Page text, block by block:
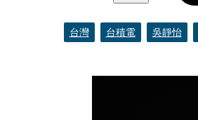
台灣 台積電 吳靜怡